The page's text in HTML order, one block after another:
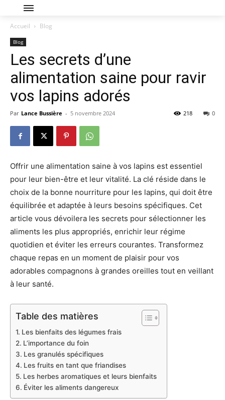
Accueil Blog
Blog
Les secrets d’une
alimentation saine pour ravir
vos lapins adorés
Par Lance Bussière - 5 novembre 2024 0
218
Offrir une alimentation saine à vos lapins est essentiel
pour leur bien-être et leur vitalité. La clé réside dans le
choix de la bonne nourriture pour les lapins, qui doit être
équilibrée et adaptée à leurs besoins spécifiques. Cet
article vous dévoilera les secrets pour sélectionner les
aliments les plus appropriés, enrichir leur régime
quotidien et éviter les erreurs courantes. Transformez
chaque repas en un moment de plaisir pour vos
adorables compagnons à grandes oreilles tout en veillant
à leur santé.
Table des matières
Les bienfaits des légumes frais
L’importance du foin
Les granulés spécifiques
Les fruits en tant que friandises
Les herbes aromatiques et leurs bienfaits
Éviter les aliments dangereux